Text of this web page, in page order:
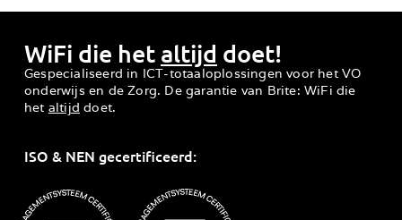
WiFi die het altijd doet!
Gespecialiseerd in ICT-totaaloplossingen voor het VO
onderwijs en de Zorg. De garantie van Brite: WiFi die
het altijd doet.
ISO & NEN gecertificeerd: